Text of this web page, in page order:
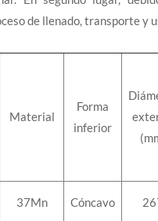
de llenado, transporte y
Material
Forma
inferior
37Mn Cóncavo